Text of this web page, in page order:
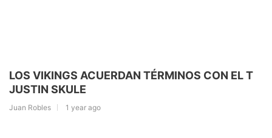
LOS VIKINGS ACUERDAN TÉRMINOS CON EL T
JUSTIN SKULE
Juan Robles 1 year ago